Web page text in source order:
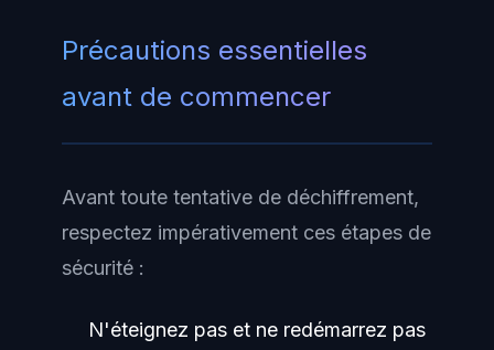
Précautions essentielles
avant de commencer
Avant toute tentative de déchiffrement,
respectez impérativement ces étapes de
sécurité :
N'éteignez pas et ne redémarrez pas